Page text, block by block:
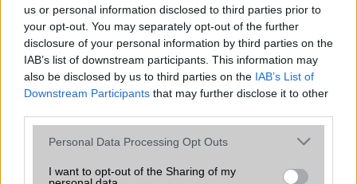
us or personal information disclosed to third parties prior to
your opt-out. You may separately opt-out of the further
disclosure of your personal information by third parties on the
IAB’s list of downstream participants. This information may
also be disclosed by us to third parties on the IAB’s List of
Downstream Participants that may further disclose it to other
Please note that this website/app uses one or more Google
not limited to your visit or usage behaviour. You may click to
Personal Data Processing Opt Outs
I want to opt-out of the Sharing of my
MOBILTELEFON MÁRKÁK
Apple
Huawei